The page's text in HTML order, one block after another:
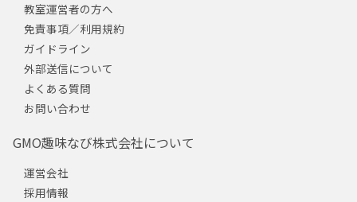
教室運営者の方へ
免責事項／利用規約
ガイドライン
外部送信について
よくある質問
お問い合わせ
GMO趣味なび株式会社について
運営会社
採用情報